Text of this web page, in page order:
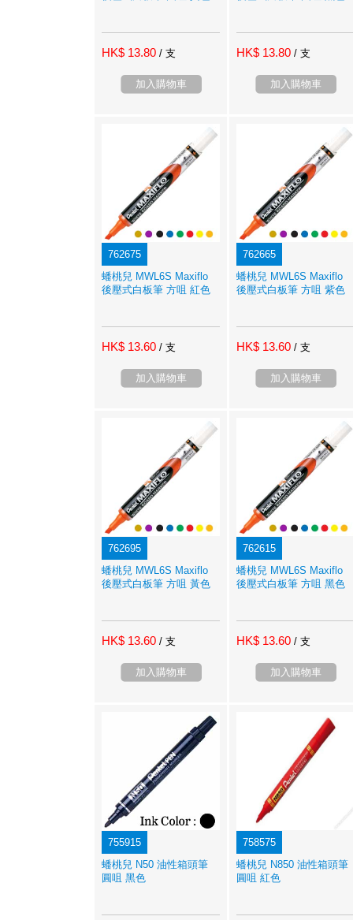
HK$ 13.80 / 支
加入購物車
HK$ 13.80 / 支
加入購物車
762675
蟠桃兒 MWL6S Maxiflo
後壓式白板筆 方咀 紅色
HK$ 13.60 / 支
加入購物車
762665
蟠桃兒 MWL6S Maxiflo
後壓式白板筆 方咀 紫色
HK$ 13.60 / 支
加入購物車
762695
蟠桃兒 MWL6S Maxiflo
後壓式白板筆 方咀 黃色
HK$ 13.60 / 支
加入購物車
762615
蟠桃兒 MWL6S Maxiflo
後壓式白板筆 方咀 黑色
HK$ 13.60 / 支
加入購物車
755915
蟠桃兒 N50 油性箱頭筆
圓咀 黑色
758575
蟠桃兒 N850 油性箱頭筆
圓咀 紅色